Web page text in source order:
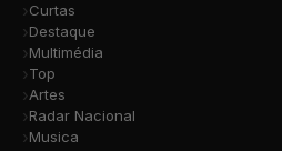
Curtas
Destaque
Multimédia
Top
Artes
Radar Nacional
Musica